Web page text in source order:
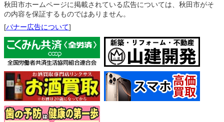
秋田市ホームページに掲載されている広告については、秋田市がそ
の内容を保証するものではありません。
[バナー広告について]